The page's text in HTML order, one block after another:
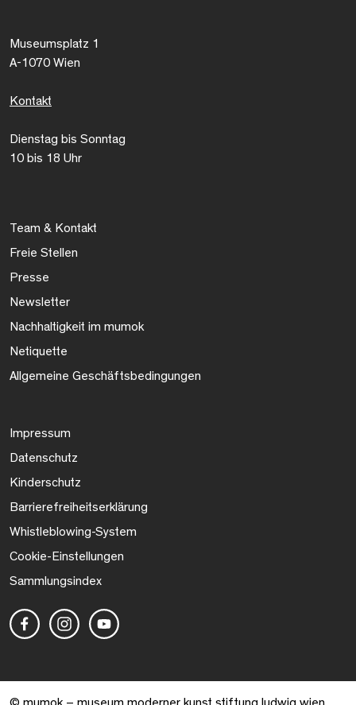
Museumsplatz 1
A-1070 Wien
Kontakt
Dienstag bis Sonntag
10 bis 18 Uhr
Team & Kontakt
Freie Stellen
Presse
Newsletter
Nachhaltigkeit im mumok
Netiquette
Allgemeine Geschäftsbedingungen
Impressum
Datenschutz
Kinderschutz
Barrierefreiheitserklärung
Whistleblowing-System
Cookie-Einstellungen
Sammlungsindex